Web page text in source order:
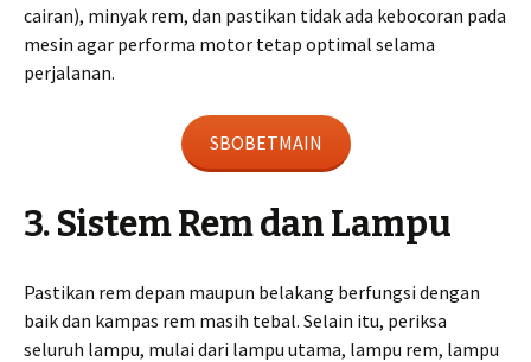
cairan), minyak rem, dan pastikan tidak ada kebocoran pada
mesin agar performa motor tetap optimal selama
perjalanan.
SBOBETMAIN
3. Sistem Rem dan Lampu
Pastikan rem depan maupun belakang berfungsi dengan
baik dan kampas rem masih tebal. Selain itu, periksa
seluruh lampu, mulai dari lampu utama, lampu rem, lampu